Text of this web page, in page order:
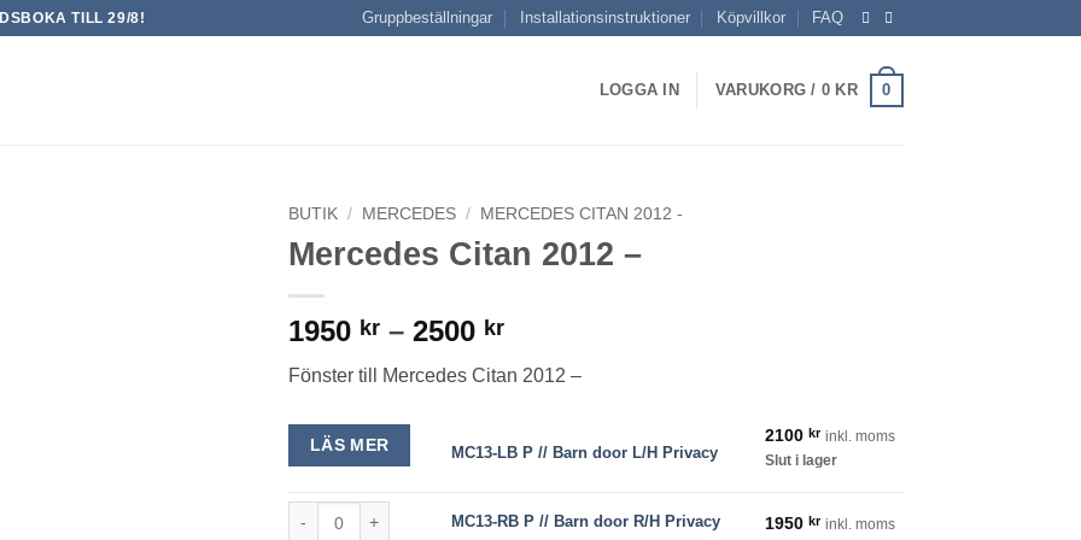
TILL 29/8! Gruppbeställningar Installationsinstruktioner Köpvillkor FAQ
LOGGA IN VARUKORG / 0 KR 0
BUTIK / MERCEDES / MERCEDES CITAN 2012 -
Mercedes Citan 2012 –
1950 kr – 2500 krPrisintervall:
till
Fönster till Mercedes Citan 2012 –
LÄS MER MC13-LB P // Barn door L/H Privacy
2100kr inkl. moms
Slut i lager
MC13-RB P // Barn door R/H Privacy mängd
MC13-RB P // Barn door R/H Privacy 1950kr inkl. moms